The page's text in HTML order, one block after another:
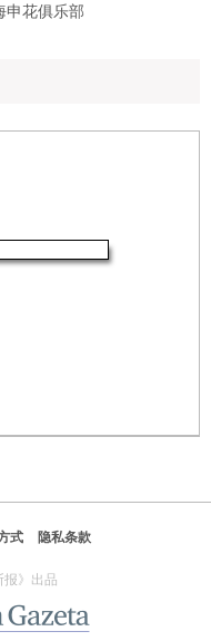
申花俱乐部
式 隐私条款
》出品